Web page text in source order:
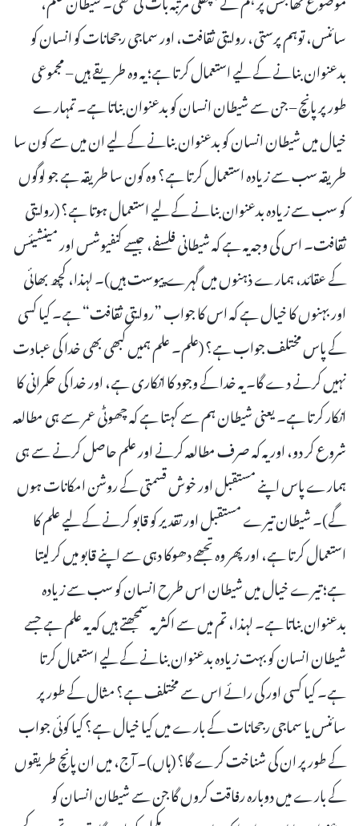
سائنس، توہم پرستی، روایتی ثقافت، اور سماجی رجحانات کو انسان کو
بدعنوان بنانے کے لیے استعمال کرتا ہے؛ یہ وہ طریقے ہیں – مجموعی
طور پر پانچ – جن سے شیطان انسان کو بدعنوان بناتا ہے۔ تمہارے
خیال میں شیطان انسان کو بدعنوان بنانے کے لیے ان میں سے کون سا
طریقہ سب سے زیادہ استعمال کرتا ہے؟ وہ کون سا طریقہ ہے جو لوگوں
کو سب سے زیادہ بدعنوان بنانے کے لیے استعمال ہوتا ہے؟ (روایتی
ثقافت۔ اس کی وجہ یہ ہے کہ شیطانی فلسفے، جیسے کنفیوشس اور مینشیئس
کے عقائد، ہمارے ذہنوں میں گہرے پیوست ہیں)۔ لہذا، کچھ بھائی
اور بہنوں کا خیال ہے کہ اس کا جواب ”روایتی ثقافت“ ہے۔ کیا کسی
کے پاس مختلف جواب ہے؟ (علم۔ علم ہمیں کبھی بھی خدا کی عبادت
نہیں کرنے دے گا۔ یہ خدا کے وجود کا انکاری ہے، اور خدا کی حکمرانی کا
انکار کرتا ہے۔ یعنی شیطان ہم سے کہتا ہے کہ چھوٹی عمر سے ہی مطالعہ
شروع کر دو، اور یہ کہ صرف مطالعہ کرنے اور علم حاصل کرنے سے ہی
ہمارے پاس اپنے مستقبل اور خوش قسمتی کے روشن امکانات ہوں
گے)۔ شیطان تیرے مستقبل اور تقدیر کو قابو کرنے کے لیے علم کا
استعمال کرتا ہے، اور پھر وہ تجھے دھوکا دہی سے اپنے قابو میں کر لیتا
ہے؛ تیرے خیال میں شیطان اس طرح انسان کو سب سے زیادہ
بدعنوان بناتا ہے۔ لہذا، تم میں سے اکثر یہ سمجھتے ہیں کہ یہ علم ہے جسے
شیطان انسان کو بہت زیادہ بدعنوان بنانے کے لیے استعمال کرتا
ہے۔ کیا کسی اور کی رائے اس سے مختلف ہے؟ مثال کے طور پر
سائنس یا سماجی رجحانات کے بارے میں کیا خیال ہے؟ کیا کوئی جواب
کے طور پر ان کی شناخت کرے گا؟ (ہاں)۔ آج، میں ان پانچ طریقوں
کے بارے میں دوبارہ رفاقت کروں گا جن سے شیطان انسان کو